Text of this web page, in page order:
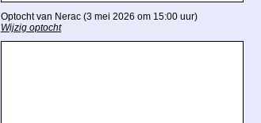
Optocht van Nerac (3 mei 2026 om 15:00 uur)
Wijzig optocht